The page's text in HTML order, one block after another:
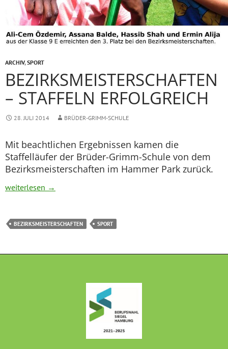
ARCHIV,SPORT
BEZIRKSMEISTERSCHAFTEN
– STAFFELN ERFOLGREICH
28. JULI 2014 BRÜDER-GRIMM-SCHULE
Mit beachtlichen Ergebnissen kamen die
Staffelläufer der Brüder-Grimm-Schule von dem
Bezirksmeisterschaften im Hammer Park zurück.
Bezirksmeisterschaften – Staffeln erfolgreich
weiterlesen →
BEZIRKSMEISTERSCHAFTEN SPORT